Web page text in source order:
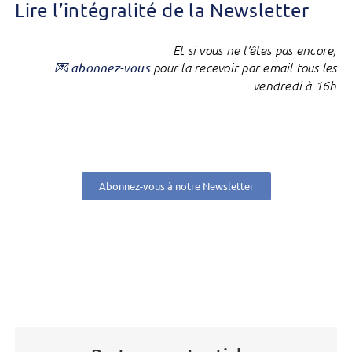
Lire l’intégralité de la Newsletter
Et si vous ne l’êtes pas encore,
💌 abonnez-vouspour la recevoir par email tous les
vendredi à 16h
Abonnez-vous à notre Newsletter